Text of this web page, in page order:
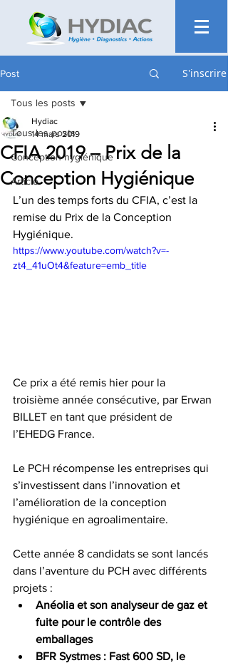
Post S'inscrire
Tous les posts
Conception hygiénique
Article
Tous les posts
CFIA 2019 – Prix de la
Conception Hygiénique
Hydiac
14 mars 2019
L’un des temps forts du CFIA, c’est la
remise du Prix de la Conception
Hygiénique.
https://www.youtube.com/watch?v=-
zt4_41uOt4&feature=emb_title
Ce prix a été remis hier pour la
troisième année consécutive, par Erwan
BILLET en tant que président de
l’EHEDG France.
Le PCH récompense les entreprises qui
s’investissent dans l’innovation et
l’amélioration de la conception
hygiénique en agroalimentaire.
Cette année 8 candidats se sont lancés
dans l’aventure du PCH avec différents
projets :
Anéolia et son analyseur de gaz et
fuite pour le contrôle des
emballages
BFR Systmes : Fast 600 SD, le